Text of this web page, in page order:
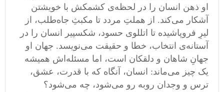
او ذهن انسان را در لحظه‌ی کشمکش با خویشتن
آشکار می‌کند. از هملتِ مردد تا مکبثِ جاه‌طلب، از
لیرِ فروپاشیده تا اتللوی حسود، شکسپیر انسان را در
آستانه‌ی انتخاب، خطا و حقیقت می‌نویسد. جهان او
جهانِ شاهان و دلقکان است، اما مسئله‌اش همیشه
یک چیز می‌ماند: انسان، آنگاه که با قدرت، عشق،
ترس و وجدان روبه ‌رو می‌شود، چه می‌شود؟